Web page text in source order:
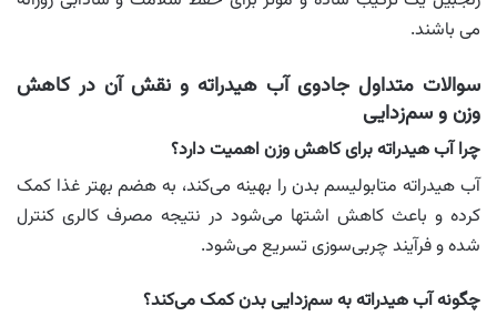
می باشند.
سوالات متداول جادوی آب هیدراته و نقش آن در کاهش
وزن و سم‌زدایی
چرا آب هیدراته برای کاهش وزن اهمیت دارد؟
آب هیدراته متابولیسم بدن را بهینه می‌کند، به هضم بهتر غذا کمک
کرده و باعث کاهش اشتها می‌شود در نتیجه مصرف کالری کنترل
شده و فرآیند چربی‌سوزی تسریع می‌شود.
چگونه آب هیدراته به سم‌زدایی بدن کمک می‌کند؟